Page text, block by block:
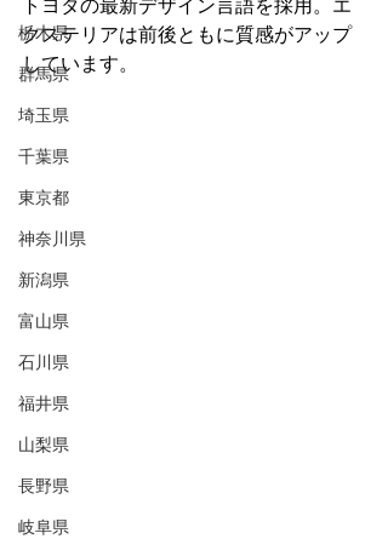
栃木県
群馬県
埼玉県
千葉県
東京都
神奈川県
新潟県
富山県
石川県
福井県
山梨県
長野県
岐阜県
トヨタの最新デザイン言語を採用。エ
クステリアは前後ともに質感がアップ
しています。